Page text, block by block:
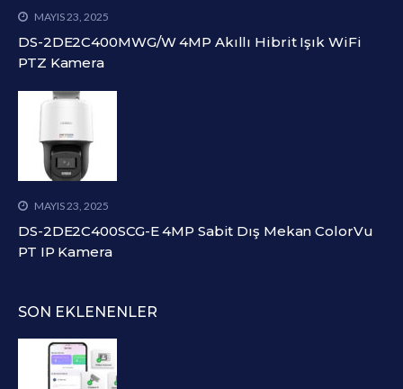
MAYIS 23, 2025
DS-2DE2C400MWG/W 4MP Akıllı Hibrit Işık WiFi
PTZ Kamera
MAYIS 23, 2025
DS-2DE2C400SCG-E 4MP Sabit Dış Mekan ColorVu
PT IP Kamera
SON EKLENENLER